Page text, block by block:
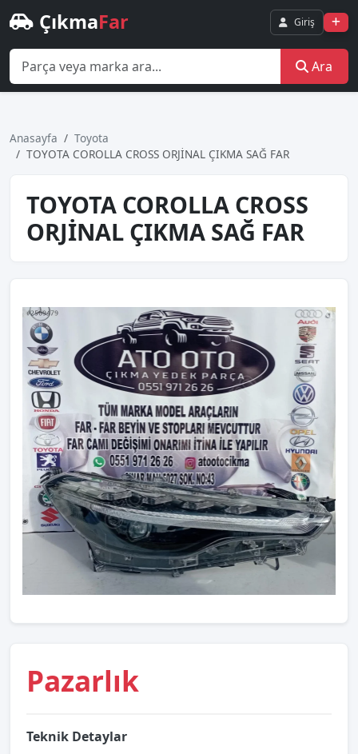
ÇıkmaFar Giriş
Ara
Anasayfa
Toyota
TOYOTA COROLLA CROSS ORJİNAL ÇIKMA SAĞ FAR
TOYOTA COROLLA CROSS
ORJİNAL ÇIKMA SAĞ FAR
Pazarlık
Teknik Detaylar